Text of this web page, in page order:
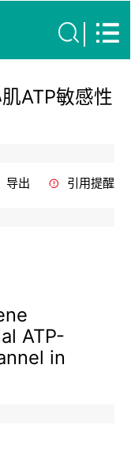
ATP敏感性
导出 引用提醒
ATP-
in